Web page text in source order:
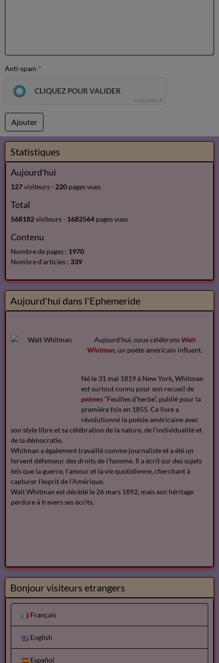
Anti-spam
CLIQUEZ POUR VALIDER
IconCaptcha ©
Ajouter
Statistiques
Aujourd'hui
127visiteurs - 220 pages vues
Total
568182visiteurs - 1682564 pages vues
Contenu
Nombre de pages : 1970
Nombre d'articles : 339
Aujourd'hui dans l'Ephemeride
Aujourd’hui, nous célébrons Walt
Whitman, un poète américain influent.
Né le 31 mai 1819 à New York, Whitman
est surtout connu pour son recueil de
poèmes “Feuilles d’herbe”, publié pour la
première fois en 1855. Ce livre a
révolutionné la poésie américaine avec
son style libre et sa célébration de la nature, de l’individualité et
de la démocratie.
Whitman a également travaillé comme journaliste et a été un
fervent défenseur des droits de l’homme. Il a écrit sur des sujets
tels que la guerre, l’amour et la vie quotidienne, cherchant à
capturer l’esprit de l’Amérique.
Walt Whitman est décédé le 26 mars 1892, mais son héritage
perdure à travers ses écrits,
Bonjour visiteurs etrangers
Français
English
Español